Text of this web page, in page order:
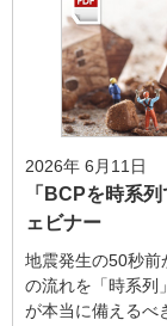
2026年 6月11日
「BCPを時系
ェビナー
地震発生の50秒前
の流れを「時系列
が本当に備えるべ